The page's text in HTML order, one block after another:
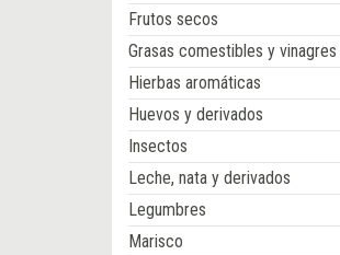
Frutos secos
Grasas comestibles y vinagres
Hierbas aromáticas
Huevos y derivados
Insectos
Leche, nata y derivados
Legumbres
Marisco